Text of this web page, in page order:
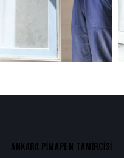
ANKARA PİMAPEN TAMİRCİSİ